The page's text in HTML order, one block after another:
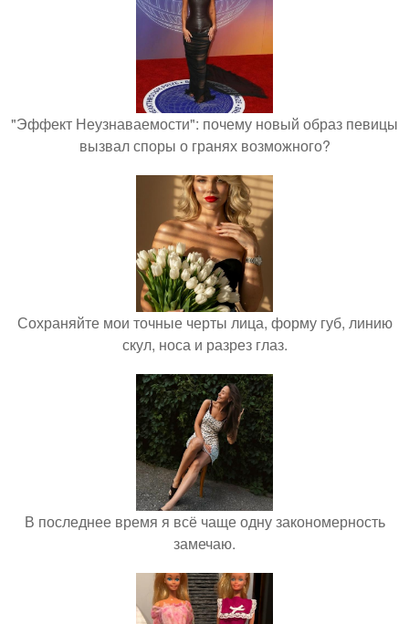
"Эффект Неузнаваемости": почему новый образ певицы
вызвал споры о гранях возможного?
Сохраняйте мои точные черты лица, форму губ, линию
скул, носа и разрез глаз.
В последнее время я всё чаще одну закономерность
замечаю.